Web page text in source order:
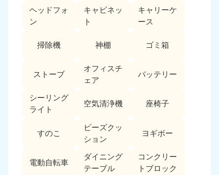
ヘッドフォ
ン
キャビネッ
ト
キャリーケ
ース
掃除機 神棚 ゴミ箱
ストーブ
オフィスチ
ェア
バッテリー
シーリング
ライト
空気清浄機 座椅子
すのこ
ビーズクッ
ション
ヨギボー
電動自転車
ダイニング
テーブル
コンクリー
トブロック
福島県
050-1881-5271
東京都
050-1881-5265
9:00〜19:00 年中無休
神奈川県
050-1881-5268
9:00〜19:00 年中無休
050-1881-5266
9:00〜19:00 年中無休
栃木県 茨城県